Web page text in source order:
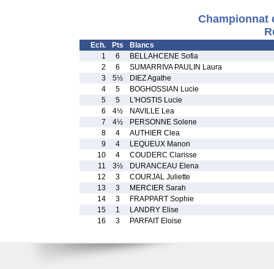
Championnat
Ech. Pts
Blancs
1
6
BELLAHCENE Sofia
2
6
SUMARRIVA PAULIN Laura
3
5½
DIEZ Agathe
4
5
BOGHOSSIAN Lucie
5
5
L'HOSTIS Lucie
6
4½
NAVILLE Lea
7
4½
PERSONNE Solene
8
4
AUTHIER Clea
9
4
LEQUEUX Manon
10
4
COUDERC Clarisse
11
3½
DURANCEAU Elena
12
3
COURJAL Juliette
13
3
MERCIER Sarah
14
3
FRAPPART Sophie
15
1
LANDRY Elise
16
3 PARFAIT Eloise